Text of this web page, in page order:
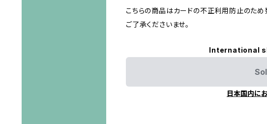
こちらの商品はカードの不正利用防止のため
ご了承くださいませ。
International
日本国内に